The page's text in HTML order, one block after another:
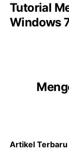
Tutorial
Windows
Artikel Terbaru